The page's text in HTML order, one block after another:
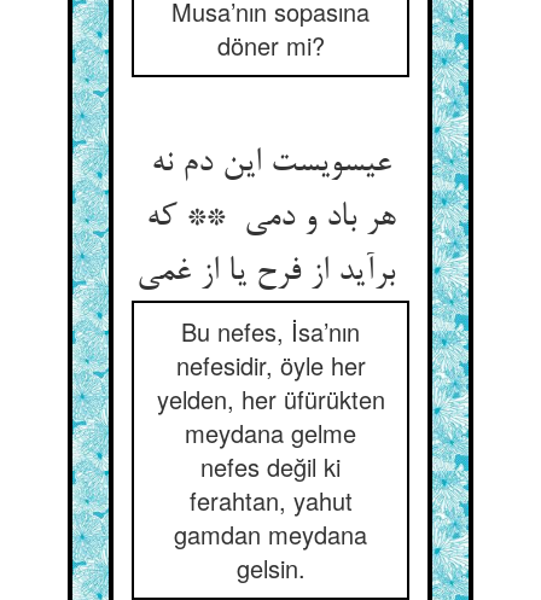
Musa’nın sopasına
döner mi?
عیسویست این دم نه
هر باد و دمی ** که
برآید از فرح یا از غمی
Bu nefes, İsa’nın
nefesidir, öyle her
yelden, her üfürükten
meydana gelme
nefes değil ki
ferahtan, yahut
gamdan meydana
gelsin.